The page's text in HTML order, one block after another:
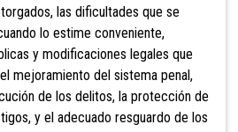
las dificultades que se
lo estime conveniente,
y modificaciones legales que
mejoramiento del sistema penal,
de los delitos, la protección de
y el adecuado resguardo de los